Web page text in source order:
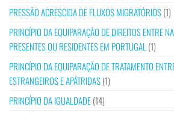
PRESSÃO ACRESCIDA DE FLUXOS MIGRATÓRIOS(1)
PRINCÍPIO DA EQUIPARAÇÃO DE DIREITOS ENTRE
PRESENTES OU RESIDENTES EM PORTUGAL (1)
PRINCÍPIO DA EQUIPARAÇÃO DE TRATAMENTO
ESTRANGEIROS E APÁTRIDAS(1)
PRINCÍPIO DA IGUALDADE(14)